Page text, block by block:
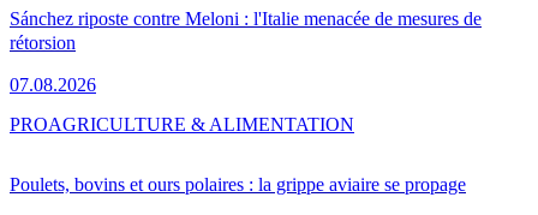
Sánchez riposte contre Meloni : l'Italie menacée de mesures de
rétorsion
07.08.2026
Poulets, bovins et ours polaires : la grippe aviaire se propage
PROAGRICULTURE & ALIMENTATION